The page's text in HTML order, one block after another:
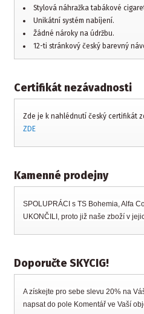
Stylová náhražka tabákové
Unikátní systém nabíjení.
Žádné nároky na údržbu.
12-ti stránkový český barevný
Certifikát nezávadnosti
Zde je k nahlédnutí český certifikát
ZDE
Kamenné prodejny
SPOLUPRÁCI s TS Bohemia, Alfa
UKONČILI, proto již naše zboží v
Doporučte SKYCIG!
A získejte pro sebe slevu 20% na
napsat do pole Komentář ve Vaší